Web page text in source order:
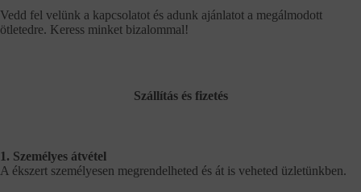
Vedd fel velünk a kapcsolatot és adunk ajánlatot a megálmodott
ötletedre. Keress minket bizalommal!
Szállítás és fizetés
1. Személyes átvétel
A ékszert személyesen megrendelheted és át is veheted üzletünkben.